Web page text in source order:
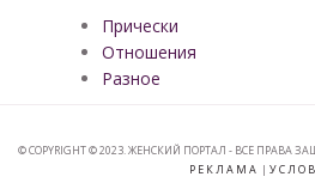
Прически
Отношения
Разное
© COPYRIGHT © 2023. ЖЕНСКИЙ ПОРТАЛ - ВСЕ ПРАВА
РЕКЛАМА |